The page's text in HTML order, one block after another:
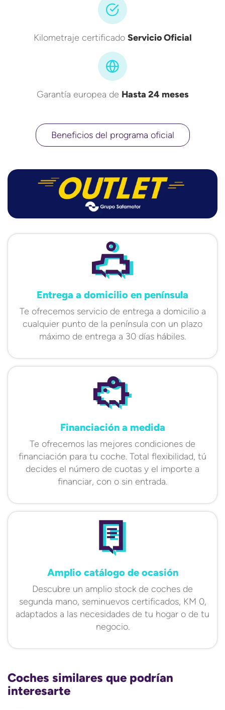
Kilometraje certificado Servicio Oficial
Garantía europea de Hasta 24 meses
Beneficios del programa oficial
Entrega a domicilio en península
Te ofrecemos servicio de entrega a domicilio a
cualquier punto de la península con un plazo
máximo de entrega a 30 días hábiles.
Financiación a medida
Te ofrecemos las mejores condiciones de
financiación para tu coche. Total flexibilidad, tú
decides el número de cuotas y el importe a
financiar, con o sin entrada.
Amplio catálogo de ocasión
Descubre un amplio stock de coches de
segunda mano, seminuevos certificados, KM 0,
adaptados a las necesidades de tu hogar o de tu
negocio.
Coches similares que podrían
interesarte